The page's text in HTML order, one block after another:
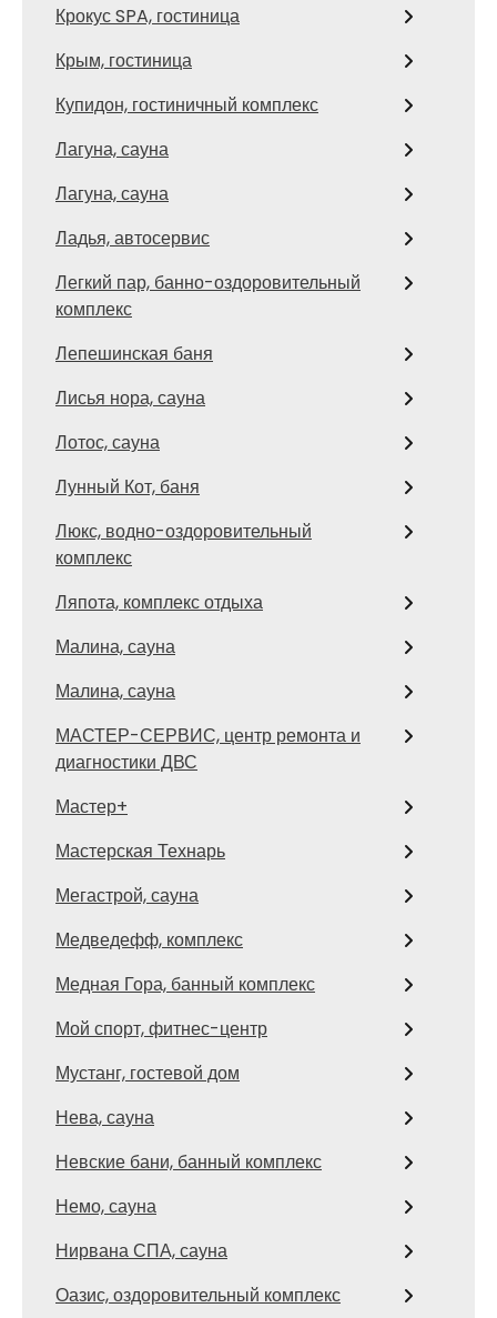
Крокус SPA, гостиница
Крым, гостиница
Купидон, гостиничный комплекс
Лагуна, сауна
Лагуна, сауна
Ладья, автосервис
Легкий пар, банно-оздоровительный
комплекс
Лепешинская баня
Лисья нора, сауна
Лотос, сауна
Лунный Кот, баня
Люкс, водно-оздоровительный
комплекс
Ляпота, комплекс отдыха
Малина, сауна
Малина, сауна
МАСТЕР-СЕРВИС, центр ремонта и
диагностики ДВС
Мастер+
Мастерская Технарь
Мегастрой, сауна
Медведефф, комплекс
Медная Гора, банный комплекс
Мой спорт, фитнес-центр
Мустанг, гостевой дом
Нева, сауна
Невские бани, банный комплекс
Немо, сауна
Нирвана СПА, сауна
Оазис, оздоровительный комплекс